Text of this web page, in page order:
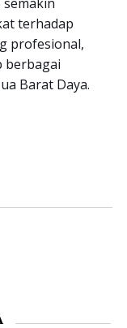
terhadap
profesional,
berbagai
Barat Daya.